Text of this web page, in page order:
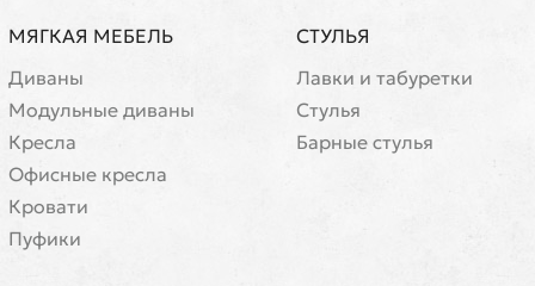
МЯГКАЯ МЕБЕЛЬ
Диваны
Модульные диваны
Кресла
Офисные кресла
Кровати
Пуфики
СТУЛЬЯ
Лавки и табуретки
Стулья
Барные стулья